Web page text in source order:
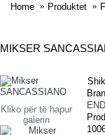
Home Produktet
MIKSER
Kliko për të hapur
galerin